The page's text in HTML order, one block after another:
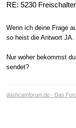
RE: 5230
Wenn ich deine Frage
so heist die Antwort JA.
Nur woher bekommst
sendet?
dashcamforum.de - Das